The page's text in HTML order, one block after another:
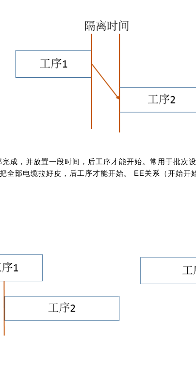
成，并放置一段时间，后工序才能开始。常用于批次
全部电缆拉好皮，后工序才能开始。 EE关系（开始开